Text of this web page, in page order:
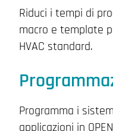
Riduci i tempi di
macro e template
HVAC standard.
Programma i
applicazioni in